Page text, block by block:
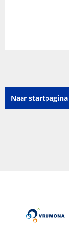
Naar startpagina